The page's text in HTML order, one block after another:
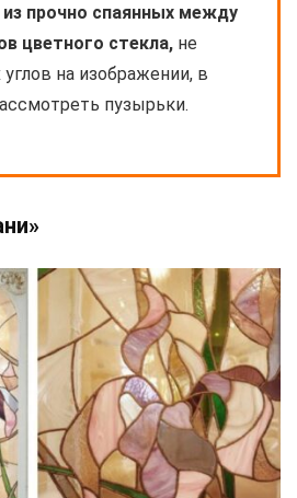
из прочно спаянных между
цветного стекла, не
на изображении, в
пузырьки.